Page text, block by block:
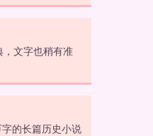
文字也稍有准
的长篇历史小说